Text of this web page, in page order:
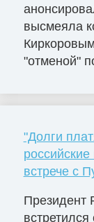
высмеяла
"отменой"
"Долги
встрече с
Президент